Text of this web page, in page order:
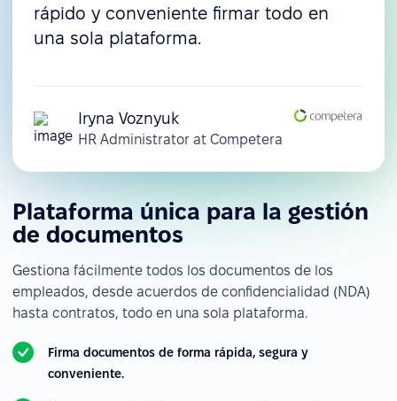
rápido y conveniente firmar todo en
una sola plataforma.
Iryna Voznyuk
HR Administrator at Competera
Plataforma única para la gestión
de documentos
Gestiona fácilmente todos los documentos de los
empleados, desde acuerdos de confidencialidad (NDA)
hasta contratos, todo en una sola plataforma.
Firma documentos de forma rápida, segura y
conveniente.